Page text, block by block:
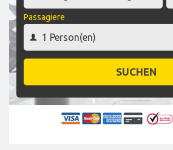
Passagiere
SUCHEN